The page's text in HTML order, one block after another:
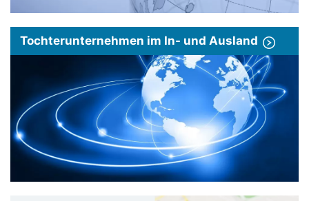
Tochterunternehmen im In- und Ausland